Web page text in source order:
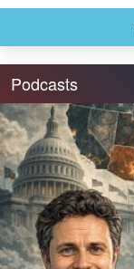
Podcasts